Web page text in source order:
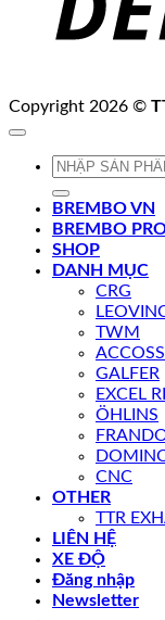
Copyright 2026 ©
Tìm
BREMBO VN
BREMBO
SHOP
DANH MỤC
CRG
TWM
GALFER
EXCEL
ÖHLINS
CNC
OTHER
TTR
LIÊN HỆ
XE ĐỘ
Đăng nhập
Newsletter